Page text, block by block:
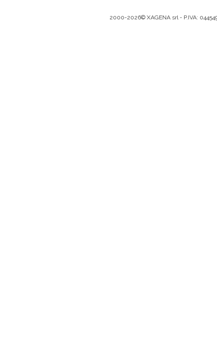
2000-2026© XAGENA srl - P.IVA: